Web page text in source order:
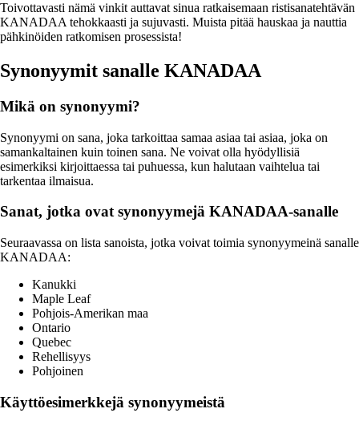
Toivottavasti nämä vinkit auttavat sinua ratkaisemaan ristisanatehtävän
KANADAA tehokkaasti ja sujuvasti. Muista pitää hauskaa ja nauttia
pähkinöiden ratkomisen prosessista!
Synonyymit sanalle KANADAA
Mikä on synonyymi?
Synonyymi on sana, joka tarkoittaa samaa asiaa tai asiaa, joka on
samankaltainen kuin toinen sana. Ne voivat olla hyödyllisiä
esimerkiksi kirjoittaessa tai puhuessa, kun halutaan vaihtelua tai
tarkentaa ilmaisua.
Sanat, jotka ovat synonyymejä KANADAA-sanalle
Seuraavassa on lista sanoista, jotka voivat toimia synonyymeinä sanalle
KANADAA:
Kanukki
Maple Leaf
Pohjois-Amerikan maa
Ontario
Quebec
Rehellisyys
Pohjoinen
Käyttöesimerkkejä synonyymeistä